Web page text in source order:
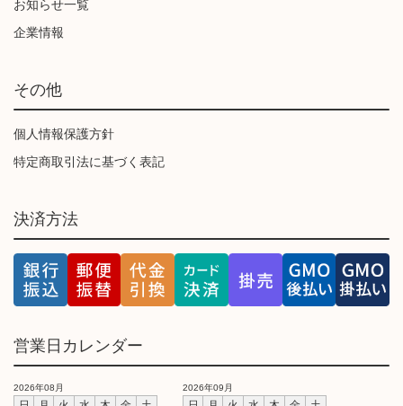
お知らせ一覧
企業情報
その他
個人情報保護方針
特定商取引法に基づく表記
決済方法
営業日カレンダー
2026年08月 2026年09月